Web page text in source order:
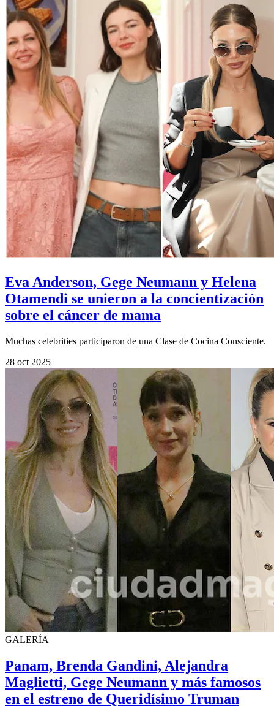
Eva Anderson, Gege Neumann y Helena
Otamendi se unieron a la concientización
sobre el cáncer de mama
Muchas celebrities participaron de una Clase de Cocina Consciente.
28 oct 2025
GALERÍA
Panam, Brenda Gandini, Alejandra
Maglietti, Gege Neumann y más famosos
en el estreno de Queridísimo Truman